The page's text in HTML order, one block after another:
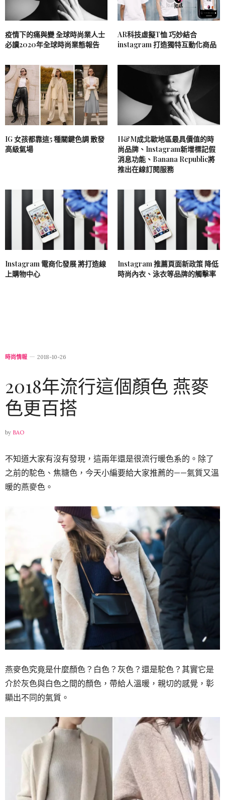
疫情下的痛與變 全球時尚業人士
必讀2020年全球時尚業態報告
AR科技虛擬T恤 巧妙結合
instagram 打造獨特互動化商品
IG 女孩都靠這5 種關鍵色調 散發
高級氣場
H&M成北歐地區最具價值的時
尚品牌、Instagram新增標記假
消息功能、Banana Republic將
推出在線訂閱服務
Instagram 電商化發展 將打造線
上購物中心
Instagram 推薦頁面新政策 降低
時尚內衣、泳衣等品牌的觸擊率
時尚情報 2018-10-26
2018年流行這個顏色 燕麥
色更百搭
by BAO
不知道大家有沒有發現，這兩年還是很流行暖色系的。除了
之前的駝色、焦糖色，今天小編要給大家推薦的——氣質又溫
暖的燕麥色。
燕麥色究竟是什麼顏色？白色？灰色？還是駝色？其實它是
介於灰色與白色之間的顏色，帶給人溫暖，親切的感覺，彰
顯出不同的氣質。